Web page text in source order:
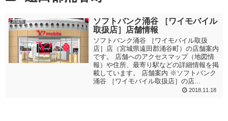
宮城県
ソフトバンク涌谷 ［ワイモバイル
取扱店］店舗情報
ソフトバンク涌谷 ［ワイモバイル取扱
店］店（宮城県遠田郡涌谷町）の店舗案内
です。 店舗へのアクセスマップ（地図情
報）や住所、最寄り駅などの詳細情報を掲
載しています。 店舗案内 ※ソフトバンク
涌谷 ［ワイモバイル取扱店］の店...
2018.11.18